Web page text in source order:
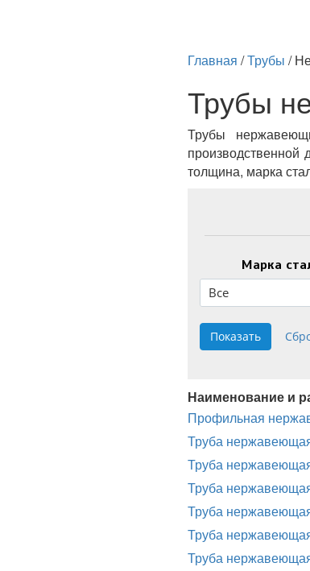
Главная /Трубы /
Трубы
Трубы
толщина, марка
Марка
Все
Наименование и
Профильная
Труба
Труба
Труба
Труба
Труба
Труба